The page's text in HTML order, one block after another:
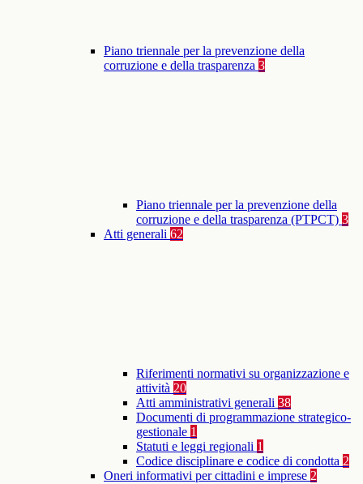
Piano triennale per la prevenzione della
corruzione e della trasparenza 3
Piano triennale per la prevenzione della
corruzione e della trasparenza (PTPCT) 3
Atti generali 62
Riferimenti normativi su organizzazione e
attività 20
Atti amministrativi generali 38
Documenti di programmazione strategico-
gestionale 1
Statuti e leggi regionali 1
Codice disciplinare e codice di condotta 2
Oneri informativi per cittadini e imprese 2